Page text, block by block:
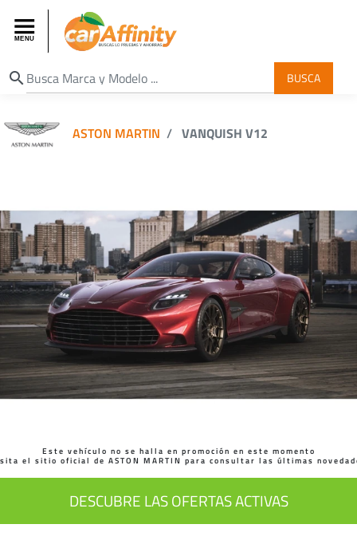
search BUSCA
ASTON MARTIN VANQUISH V12
Este vehículo no se halla en promoción en este momento
el sitio oficial de ASTON MARTIN para consultar las últimas
DESCUBRE LAS OFERTAS ACTIVAS